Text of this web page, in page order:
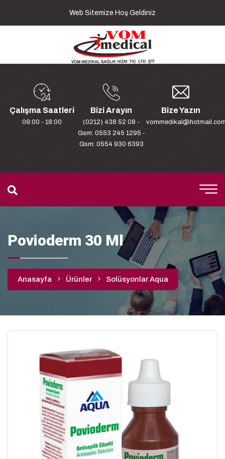
Web Sitemize Hoş Geldiniz
Çalışma Saatleri
09:00 - 18:00
Bizi Arayın
(0212) 438 52 08 -
Gsm: 0553 245 1295 -
Gsm: 0554 930 6393
Bize Yazın
Povioderm 30 Ml
Anasayfa Ürünler Solüsyonlar Aqua